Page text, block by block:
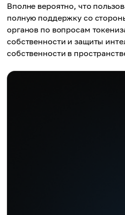
Вполне вероятно, что
полную поддержку со
органов по вопросам
собственности и защиты
собственности в